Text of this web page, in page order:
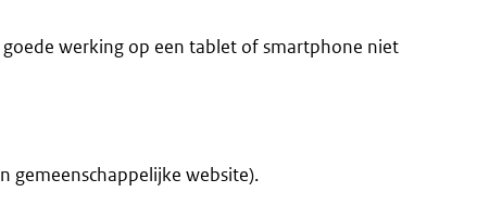
werking op een tablet of smartphone niet
gemeenschappelijke website).